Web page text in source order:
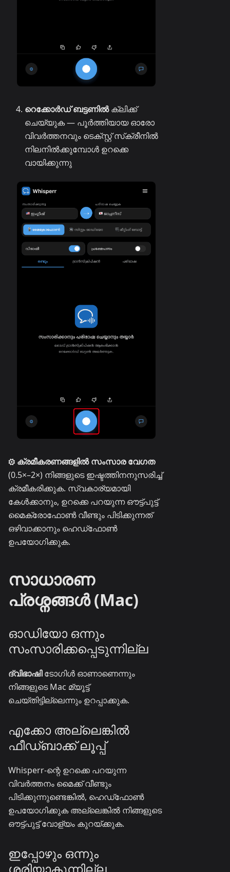
റെക്കോർഡ് ബട്ടണിൽക്ലിക്ക്
ചെയ്യുക — പൂർത്തിയായ ഓരോ
വിവർത്തനവും ടെക്‌സ്റ്റ് സ്‌ക്രീനിൽ
നിലനിൽക്കുമ്പോൾ ഉറക്കെ
വായിക്കുന്നു
⚙ ക്രമീകരണങ്ങളിൽ സംസാര വേഗത
(0.5×–2×) നിങ്ങളുടെ ഇഷ്ടത്തിനനുസരിച്ച്
ക്രമീകരിക്കുക. സ്വകാര്യമായി
കേൾക്കാനും, ഉറക്കെ പറയുന്ന ഔട്ട്പുട്ട്
മൈക്രോഫോൺ വീണ്ടും പിടിക്കുന്നത്
ഒഴിവാക്കാനും ഹെഡ്ഫോൺ
ഉപയോഗിക്കുക.
സാധാരണ
പ്രശ്നങ്ങൾ (Mac)
ഓഡിയോ ഒന്നും
സംസാരിക്കപ്പെടുന്നില്ല
ദ്വിഭാഷിടോഗിൾ ഓണാണെന്നും
നിങ്ങളുടെ Mac മ്യൂട്ട്
ചെയ്തിട്ടില്ലെന്നും ഉറപ്പാക്കുക.
എക്കോ അല്ലെങ്കിൽ
ഫീഡ്ബാക്ക് ലൂപ്പ്
Whisperr-ന്റെ ഉറക്കെ പറയുന്ന
വിവർത്തനം മൈക്ക് വീണ്ടും
പിടിക്കുന്നുണ്ടെങ്കിൽ, ഹെഡ്ഫോൺ
ഉപയോഗിക്കുക അല്ലെങ്കിൽ നിങ്ങളുടെ
ഔട്ട്പുട്ട് വോള്യം കുറയ്ക്കുക.
ഇപ്പോഴും ഒന്നും